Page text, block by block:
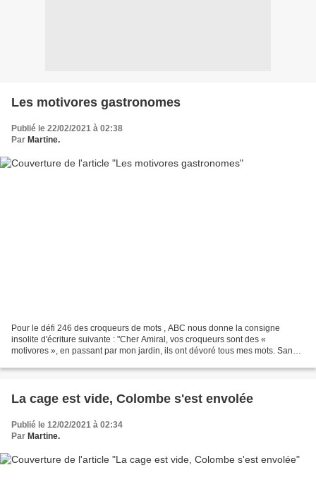
Les motivores gastronomes
Publié le 22/02/2021 à 02:38
Par Martine.
Pour le défi 246 des croqueurs de mots , ABC nous donne la consigne
insolite d'écriture suivante : "Cher Amiral, vos croqueurs sont des «
motivores », en passant par mon jardin, ils ont dévoré tous mes mots. Sans
La cage est vide, Colombe s'est envolée
Publié le 12/02/2021 à 02:34
Par Martine.